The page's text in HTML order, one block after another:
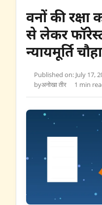
वनों की
से लेकर
न्यायमूर्ति
Published on: July 17,
byअनोखा तीर 1 min